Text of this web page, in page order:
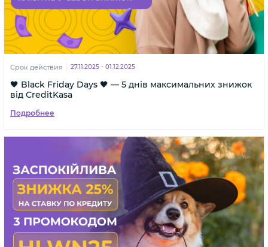
Срок действия 27.11.2025 - 01.12.2025
🖤 Black Friday Days 🖤 — 5 днів максимальних знижок
від CreditKasa
Подробнее